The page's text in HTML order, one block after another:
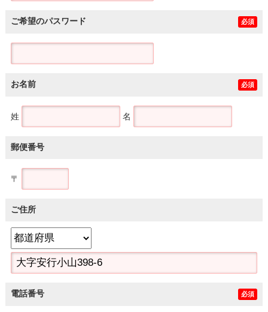
ご希望のパスワード 必須
お名前 必須
姓 名
郵便番号
〒
ご住所
電話番号 必須